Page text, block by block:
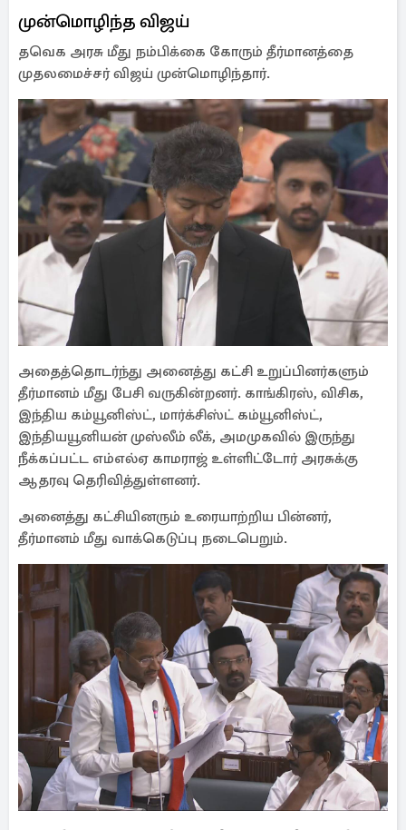
முன்மொழிந்த விஜய்
தவெக அரசு மீது நம்பிக்கை கோரும் தீர்மானத்தை
முதலமைச்சர் விஜய் முன்மொழிந்தார்.
அதைத்தொடர்ந்து அனைத்து கட்சி உறுப்பினர்களும்
தீர்மானம் மீது பேசி வருகின்றனர். காங்கிரஸ், விசிக,
இந்திய கம்யூனிஸ்ட், மார்க்சிஸ்ட் கம்யூனிஸ்ட்,
இந்தியயூனியன் முஸ்லீம் லீக், அமமுகவில் இருந்து
நீக்கப்பட்ட எம்எல்ஏ காமராஜ் உள்ளிட்டோர் அரசுக்கு
ஆதரவு தெரிவித்துள்ளனர்.
அனைத்து கட்சியினரும் உரையாற்றிய பின்னர்,
தீர்மானம் மீது வாக்கெடுப்பு நடைபெறும்.